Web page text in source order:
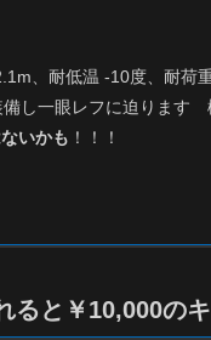
、耐低温 -10度、耐荷
備し一眼レフに迫ります
いかも ！！！
と￥10,000の